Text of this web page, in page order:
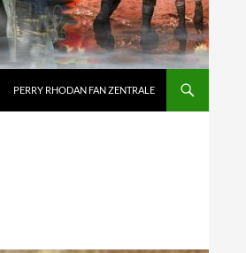
PERRY RHODAN FAN ZENTRALE